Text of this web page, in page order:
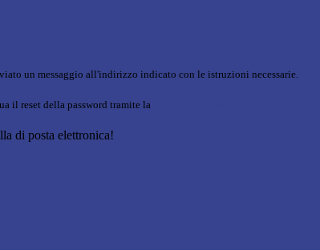
un messaggio all'indirizzo indicato con le istruzioni necessarie.
il reset della password tramite la
di posta elettronica!